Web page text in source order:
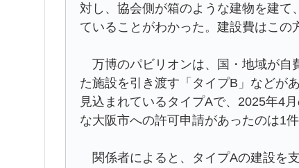
対し、協会側が箱のような建物を建て
ていることがわかった。建設費はこの
万博のパビリオンは、国・地域が自
た施設を引き渡す「タイプB」などが
見込まれているタイプAで、2025年4
な大阪市への許可申請があったのは1件
関係者によると、タイプAの建設を